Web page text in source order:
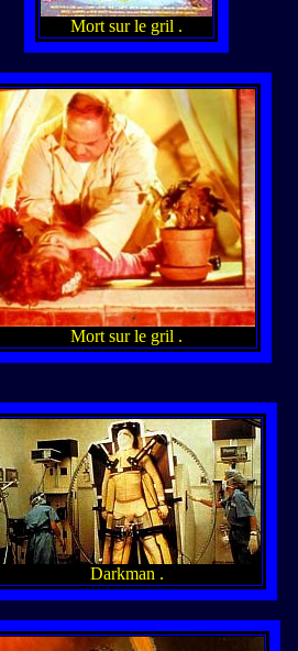
Mort sur le gril .
Mort sur le gril .
Darkman .